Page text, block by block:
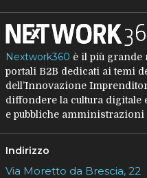
Nextwork360 è il più grande
portali B2B dedicati ai temi
dell’Innovazione
diffondere la cultura
e pubbliche amministrazioni
Indirizzo
Via Moretto da Brescia, 22